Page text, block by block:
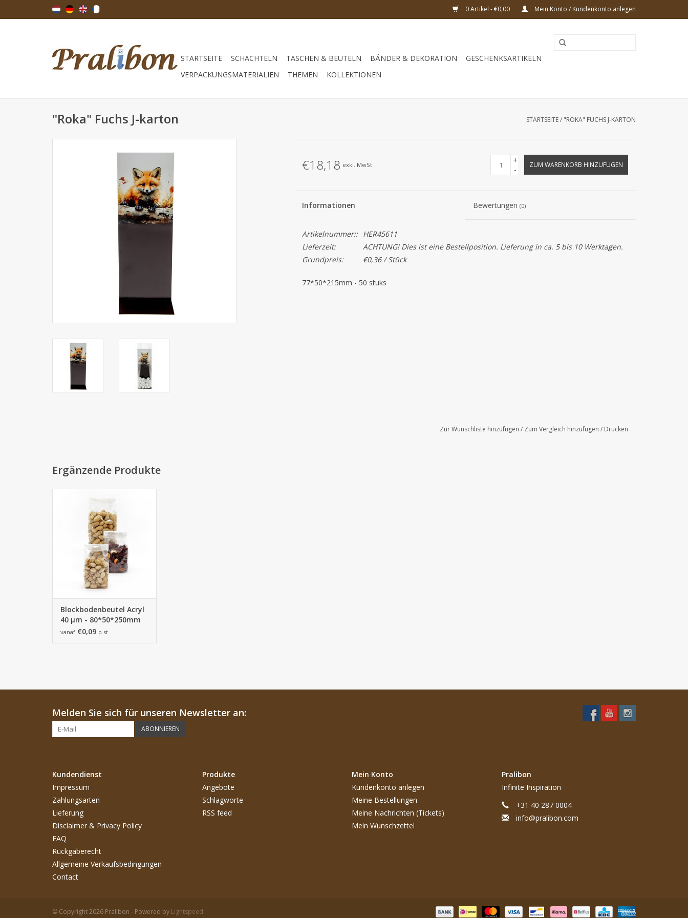
0 Artikel - €0,00 Mein Konto / Kundenkonto anlegen
STARTSEITE SCHACHTELN TASCHEN & BEUTELN BÄNDER & DEKORATION
GESCHENKSARTIKELN
VERPACKUNGSMATERIALIEN
THEMEN KOLLEKTIONEN
"Roka" Fuchs J-karton STARTSEITE/ "ROKA" FUCHS J-KARTON
€18,18 exkl. MwSt.
+
-
ZUM WARENKORB HINZUFÜGEN
Informationen Bewertungen(0)
Artikelnummer::
HER45611
Lieferzeit:
ACHTUNG! Dies ist eine Bestellposition. Lieferung in ca. 5 bis 10 Werktagen.
Grundpreis:
€0,36 / Stück
77*50*215mm - 50 stuks
Zur Wunschliste hinzufügen / Zum Vergleich hinzufügen / Drucken
Ergänzende Produkte
1000 Stück
ZUM WARENKORB HINZUFÜGEN
Blockbodenbeutel Acryl
40 µm - 80*50*250mm
vanaf €0,09 p.st.
Melden Sie sich für unseren Newsletter an:
ABONNIEREN
Kundendienst
Impressum
Zahlungsarten
Lieferung
Disclaimer & Privacy Policy
FAQ
Rückgaberecht
Allgemeine Verkaufsbedingungen
Contact
Produkte
Angebote
Schlagworte
RSS feed
Mein Konto
Kundenkonto anlegen
Meine Bestellungen
Meine Nachrichten (Tickets)
Mein Wunschzettel
Pralibon
Infinite Inspiration
+31 40 287 0004
info@pralibon.com
© Copyright 2026 Pralibon - Powered by Lightspeed